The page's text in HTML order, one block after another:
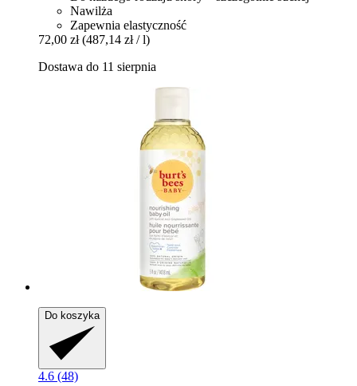
Nawilża
Zapewnia elastyczność
72,00 zł (487,14 zł / l)
Dostawa do 11 sierpnia
Do koszyka
4.6 (48)